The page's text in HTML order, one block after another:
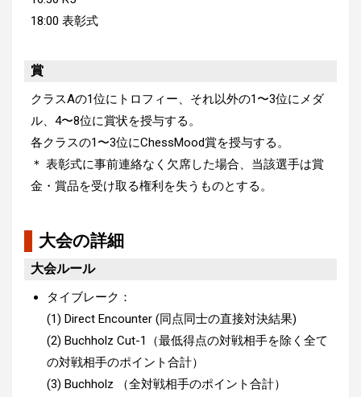
18:00 表彰式
賞
クラスAの1位にトロフィー、それ以外の1〜3位にメダ
ル、4〜8位に賞状を授与する。
各クラスの1〜3位にChessMood賞を授与する。
＊ 表彰式に事前連絡なく欠席した場合、当該選手は賞
金・賞品を受け取る権利を失うものとする。
大会の詳細
大会ルール
タイブレーク：
(1) Direct Encounter (同点同士の直接対決結果)
(2) Buchholz Cut-1（最低得点の対戦相手を除く全て
の対戦相手のポイント合計）
(3) Buchholz （全対戦相手のポイント合計）